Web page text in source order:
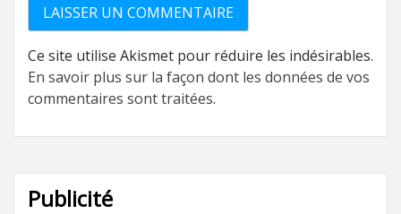
Ce site utilise Akismet pour réduire les indésirables.
En savoir plus sur la façon dont les données de vos
commentaires sont traitées.
Publicité